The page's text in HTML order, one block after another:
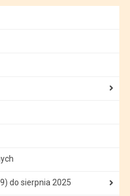
do sierpnia 2025